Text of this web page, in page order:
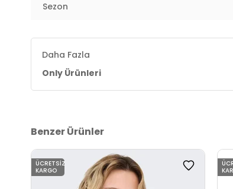
Sezon
Daha Fazla
Only Ürünleri
Benzer Ürünler
ÜCRETSIZ
KARGO